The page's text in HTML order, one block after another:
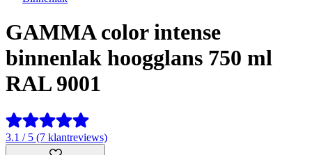
GAMMA color intense
binnenlak hoogglans 750 ml
RAL 9001
3.1 / 5 (7 klantreviews)